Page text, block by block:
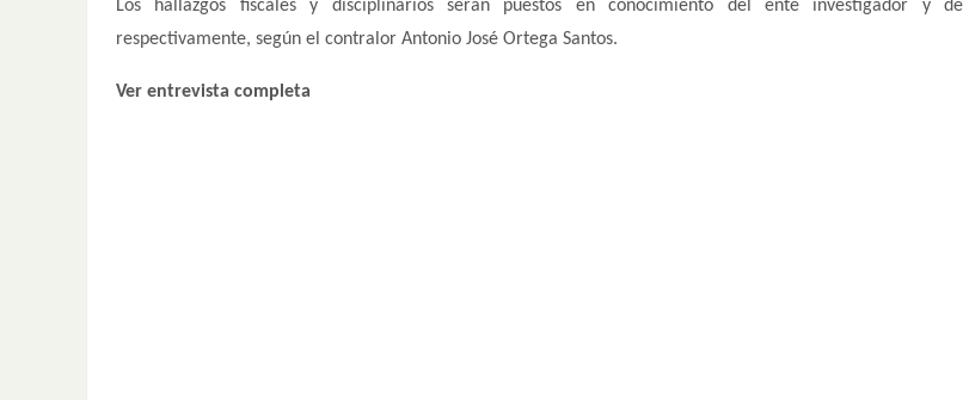
Los hallazgos fiscales y disciplinarios serán puestos en conocimiento del ente investigador y
respectivamente, según el contralor Antonio José Ortega Santos.
Ver entrevista completa